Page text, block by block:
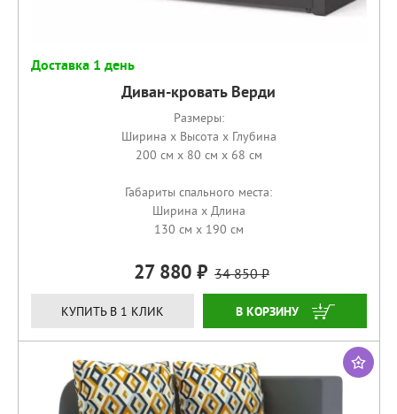
Доставка 1 день
Диван-кровать Верди
Размеры:
Ширина x Высота x Глубина
200 см x 80 см x 68 см
Габариты спального места:
Ширина x Длина
130 см x 190 см
27 880 34 850
КУПИТЬ В 1 КЛИК КУПИТЬ